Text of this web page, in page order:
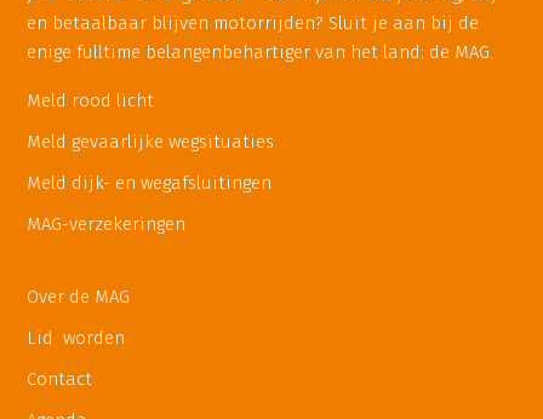
Meld rood licht
Meld gevaarlijke wegsituaties
Meld dijk- en wegafsluitingen
MAG-verzekeringen
Over de MAG
Lid worden
Contact
en betaalbaar blijven motorrijden? Sluit je aan bij de
enige fulltime belangenbehartiger van het land: de MAG.